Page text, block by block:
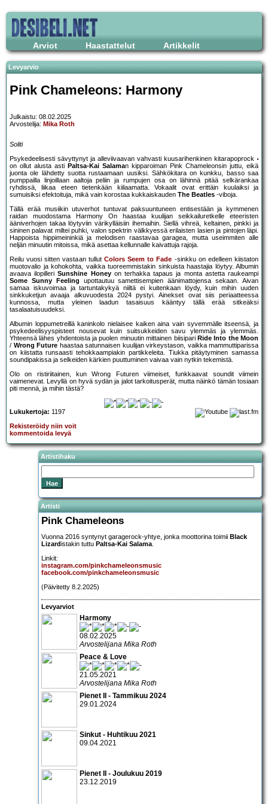
Arviot Haastattelut Artikkelit
Levyarvio
Pink Chameleons: Harmony
Julkaistu: 08.02.2025
Arvostelija: Mika Roth
Soliti
Psykedeelisesti sävyttynyt ja alleviivaavan vahvasti kuusarihenkinen kitarapoprock
on ollut alusta asti Paltsa-Kai Salaman kipparoiman Pink Chameleonsin juttu, eikä
juonta ole lähdetty suotta rustaamaan uusiksi. Sähkökitara on kunkku, basso saa
pumppailla linjoillaan aaltoja peliin ja rumpujen osa on lähinnä pitää selkärankaa
ryhdissä, liikaa eteen tietenkään kiilaamatta. Vokaalit ovat erittäin kuulaiksi ja
sumuisiksi efektoituja, mikä vain korostaa kukkaiskauden The Beatles -viboja.
Tällä erää musiikin utuverhot tuntuvat paksuuntuneen entisestään ja kymmenen
raidan muodostama Harmony On haastaa kuulijan seikkailuretkelle eteeristen
ääniverhojen takaa löytyviin värikylläisiin ihemaihin. Siellä vihreä, keltainen, pinkki ja
sininen palavat miltei puhki, valon spektrin välkkyessä erilaisten lasien ja pintojen läpi.
Happoista hippimeininkiä ja melodisen raastavaa garagea, mutta useimmiten alle
neljän minuutin mitoissa, mikä asettaa kellunnalle kaivattuja rajoja.
Reilu vuosi sitten vastaan tullut Colors Seem to Fade -sinkku on edelleen kiistaton
muotovalio ja kohokohta, vaikka tuoreemmistakin sinkuista haastajia löytyy. Albumin
avaava ilopilleriSunshine Honeyon terhakka tapaus ja monta astetta raukeampi
Some Sunny Feeling upottautuu samettisempien äänimattojensa sekaan. Aivan
samaa iskuvoimaa ja tartuntakykyä niiltä ei kuitenkaan löydy, kuin mihin uuden
sinkkuketjun avaaja alkuvuodesta 2024 pystyi. Ainekset ovat siis periaatteessa
kunnossa, mutta yleinen laadun tasaisuus kääntyy tällä erää sitkeäksi
tasalaatuisuudeksi.
Albumin loppumetreillä kaninkolo nielaisee kaiken aina vain syvemmälle itseensä, ja
psykedeelisyyspisteet nousevat kuin suitsukkeiden savu ylemmäs ja ylemmäs.
Yhteensä lähes yhdentoista ja puolen minuutin mittainen biisipari Ride Into the Moon
/ Wrong Future haastaa satunnaisen kuulijan virkeystason, vaikka mammuttiparissa
on kiistatta runsaasti tehokkaampiakin partikkeleita. Tiukka pitäytyminen samassa
soundipakissa ja selkeiden kärkien puuttuminen vaivaa vain nytkin tekemistä.
Olo on ristiriitainen, kun Wrong Futuren viimeiset, funkkaavat soundit viimein
vaimenevat. Levyllä on hyvä sydän ja jalot tarkoitusperät, mutta näinkö tämän tosiaan
piti mennä, ja mihin tästä?
Lukukertoja: 1197
Rekisteröidy niin voit
kommentoida levyä
Artistihaku
Artisti
Pink Chameleons
Vuonna 2016 syntynyt garagerock-yhtye, jonka moottorina toimii Black
Lizardistakin tuttu Paltsa-Kai Salama
Linkit:
instagram.com/pinkchameleonsmusic
facebook.com/pinkchameleonsmusic
(Päivitetty 8.2.2025)
Levyarviot
Harmony
08.02.2025
Arvostelijana Mika Roth
Peace & Love
21.05.2021
Arvostelijana Mika Roth
Pienet II - Tammikuu 2024
29.01.2024
Sinkut - Huhtikuu 2021
09.04.2021
Pienet II - Joulukuu 2019
23.12.2019